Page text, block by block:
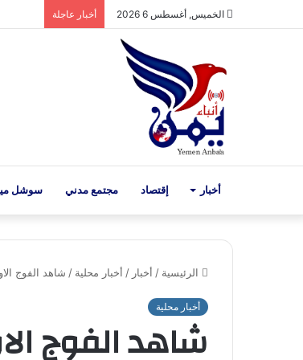
الخميس, أغسطس 6 2026 أخبار عاجلة
أخبار إقتصاد مجتمع مدني سوشل
الرئيسية / أخبار / أخبار محلية / شاهد الفوج
أخبار محلية
شاهد الفوج